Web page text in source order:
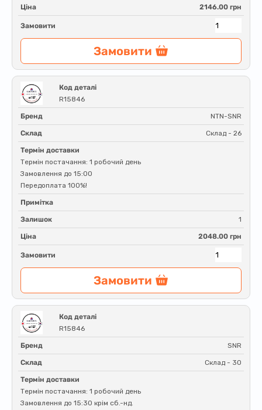
Ціна 2146.00 грн
Замовити
Замовити
Код деталі
R15846
Бренд NTN-SNR
Склад Склад - 26
Термін доставки
Термін постачання: 1 робочий день
Замовлення до 15:00
Передоплата 100%!
Примітка
Залишок 1
Ціна 2048.00 грн
Замовити
Замовити
Код деталі
R15846
Бренд SNR
Склад Склад - 30
Термін доставки
Термін постачання: 1 робочий день
Замовлення до 15:30 крім сб.-нд.